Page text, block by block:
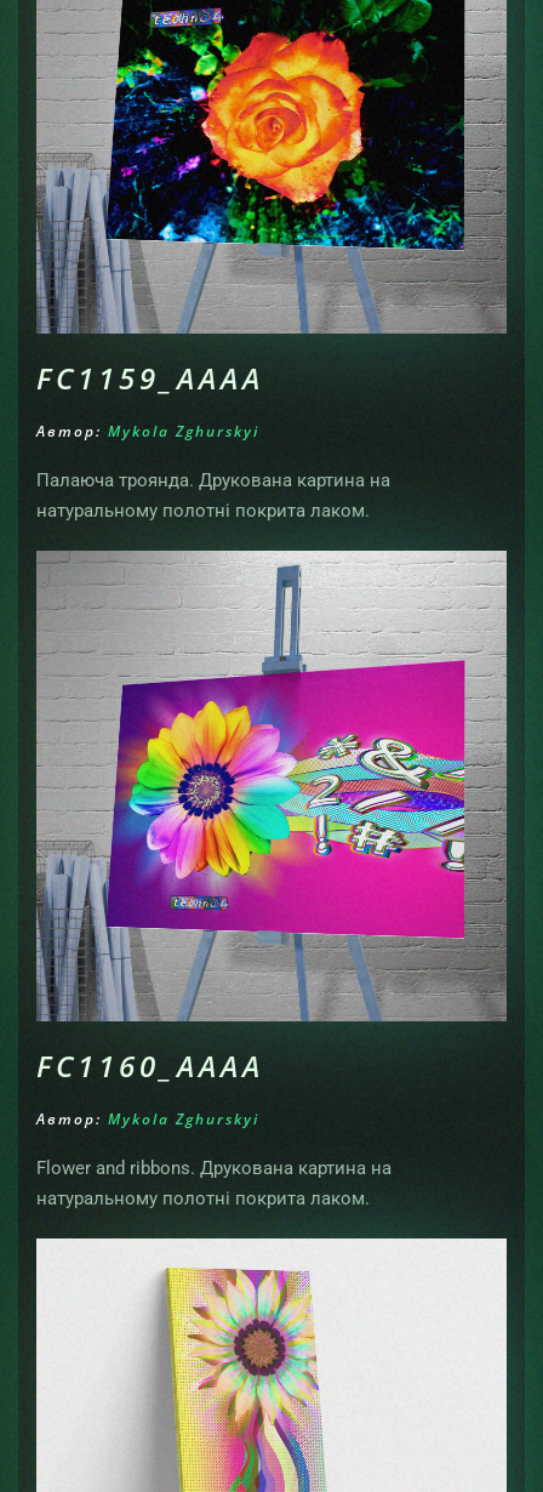
FC1159_AAAA
Автор: Mykola Zghurskyi
Палаюча троянда. Друкована картина на
натуральному полотні покрита лаком.
FC1160_AAAA
Автор: Mykola Zghurskyi
Flower and ribbons. Друкована картина на
натуральному полотні покрита лаком.